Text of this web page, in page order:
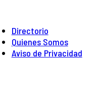
Directorio
Quienes Somos
Aviso de Privacidad